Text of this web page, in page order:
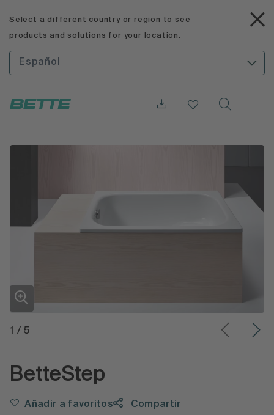
Select a different country or region to see
products and solutions for your location.
Español
1 /5
BetteStep
Añadir a favoritos Compartir